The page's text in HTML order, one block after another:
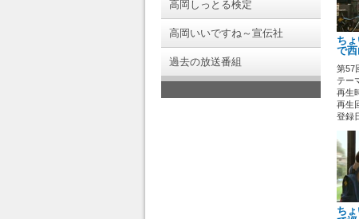
高岡しっとる検定
高岡いいですね～宣伝社
過去の放送番組
ち
で
第57
テー
再生
再生
登録
ち